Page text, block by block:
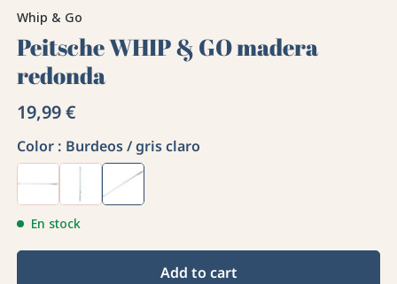
Whip & Go
Peitsche WHIP & GO madera
redonda
19,99 €
Color : Burdeos / gris claro
En stock
Add to cart